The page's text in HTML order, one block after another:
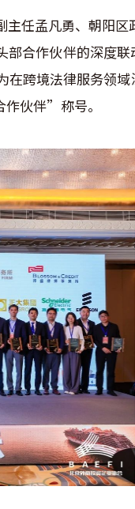
任孟凡勇、朝阳区
合作伙伴的深度联
跨境法律服务领
伙伴”称号。